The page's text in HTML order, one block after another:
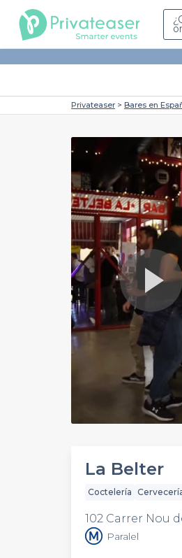
Privateaser Bares en
La Belter
Coctelería
102 Carrer Nou
Paralel